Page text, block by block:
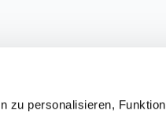
zu personalisieren,